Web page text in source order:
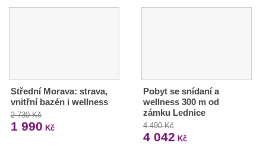
Střední Morava: strava,
vnitřní bazén i wellness
2 730 Kč
1 990 Kč
Pobyt se snídaní a
wellness 300 m od
zámku Lednice
4 490 Kč
4 042 Kč